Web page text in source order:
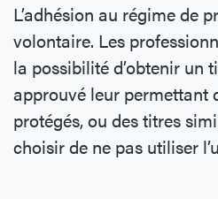
L’adhésion au régime de
volontaire. Les
la possibilité d’obtenir un
approuvé leur permettant
protégés, ou des titres
choisir de ne pas utiliser